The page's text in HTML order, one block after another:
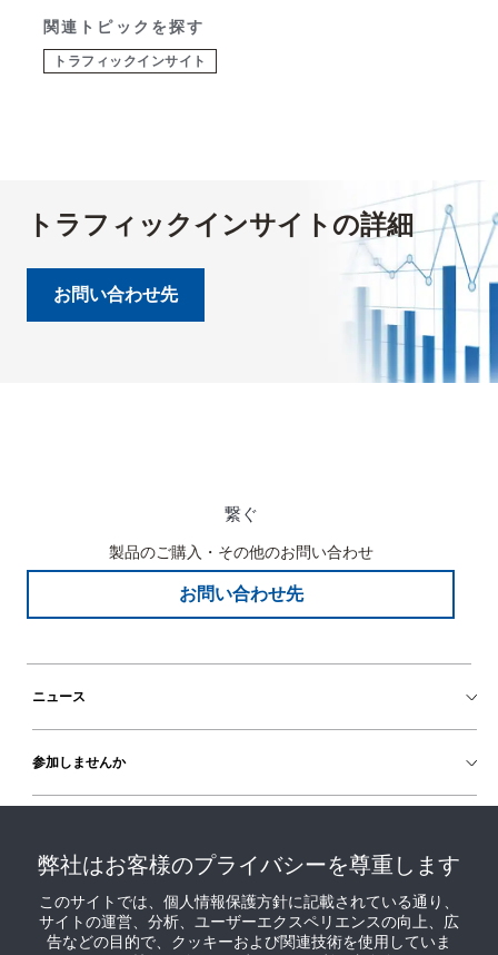
関連トピックを探す
トラフィックインサイト​
トラフィックインサイトの詳細
お問い合わせ先
繋ぐ
製品のご購入・その他のお問い合わせ
お問い合わせ先
ニュース
参加しませんか
弊社はお客様のプライバシーを尊重します
このサイトでは、個人情報保護方針に記載されている通り、
サイトの運営、分析、ユーザーエクスペリエンスの向上、広
告などの目的で、クッキーおよび関連技術を使用していま